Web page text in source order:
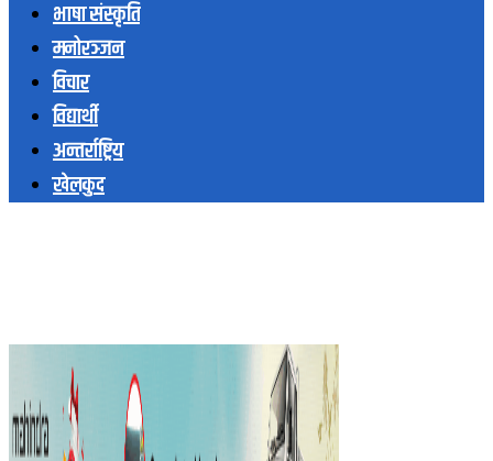
भाषा संस्कृति
मनोरञ्जन
विचार
विद्यार्थी
अन्तर्राष्ट्रिय
खेलकुद